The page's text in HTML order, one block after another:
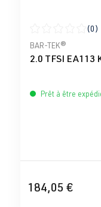
Note moyenne
(0)
BAR-TEK®
2.0 TFSI EA113
Prêt à être
184,05 €